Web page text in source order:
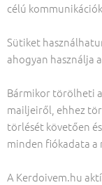
célú
Sütiket
ahogyan használja a
Bármikor törölheti
mailjeiről, ehhez
törlését követően
minden fiókadata a
A Kerdoivem.hu